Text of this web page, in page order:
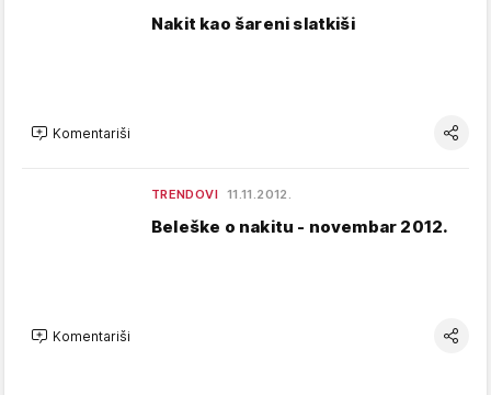
Nakit kao šareni slatkiši
Komentariši
TRENDOVI 11.11.2012.
Beleške o nakitu - novembar 2012.
Komentariši